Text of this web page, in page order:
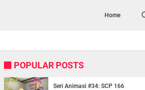
Home
POPULAR POSTS
Seri Animasi #34: SCP 166